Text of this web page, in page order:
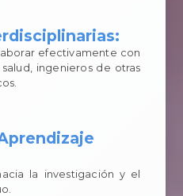
efectivamente con
ingenieros de otras
la investigación y el